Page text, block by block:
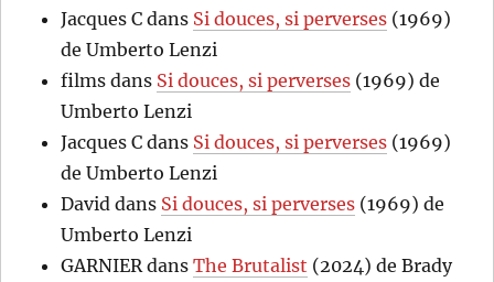
Jacques C dans Si douces, si perverses (1969)
de Umberto Lenzi
films dans Si douces, si perverses (1969) de
Umberto Lenzi
Jacques C dans Si douces, si perverses (1969)
de Umberto Lenzi
David dans Si douces, si perverses (1969) de
Umberto Lenzi
GARNIER dansThe Brutalist (2024) de Brady